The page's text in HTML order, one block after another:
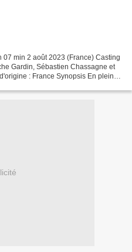
07 min 2 août 2023 (France) Casting
Gardin, Sébastien Chassagne et
: France Synopsis En pleine